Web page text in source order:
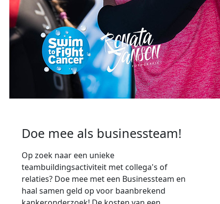
Doe mee als businessteam!
Op zoek naar een unieke
teambuildingsactiviteit met collega's of
relaties? Doe mee met een Businessteam en
haal samen geld op voor baanbrekend